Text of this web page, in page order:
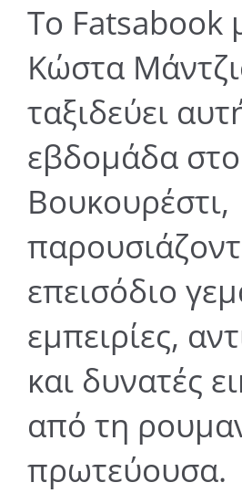
Το Fatsabook
Κώστα
ταξιδεύει
εβδομάδα στο
Βουκουρέστι,
επεισόδιο
εμπειρίες,
και δυνατές
από τη
πρωτεύουσα.